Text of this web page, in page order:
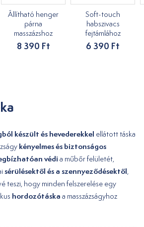
Állítható henger
párna
masszázshoz
8 390 Ft
Soft-touch
habszivacs
fejtámlához
6 390 Ft
készült és hevederekkel ellátott táska
kényelmes és biztonságos
védi a műbőr felületét,
sérülésektől és a szennyeződésektől,
teszi, hogy minden felszerelése egy
hordozótáska a masszázságyhoz